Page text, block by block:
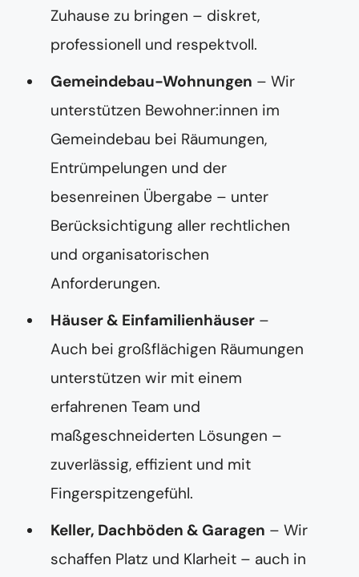
Zuhause zu bringen – diskret,
professionell und respektvoll.
Gemeindebau-Wohnungen – Wir
unterstützen Bewohner:innen im
Gemeindebau bei Räumungen,
Entrümpelungen und der
besenreinen Übergabe – unter
Berücksichtigung aller rechtlichen
und organisatorischen
Anforderungen.
Häuser & Einfamilienhäuser –
Auch bei großflächigen Räumungen
unterstützen wir mit einem
erfahrenen Team und
maßgeschneiderten Lösungen –
zuverlässig, effizient und mit
Fingerspitzengefühl.
Keller, Dachböden & Garagen – Wir
schaffen Platz und Klarheit – auch in